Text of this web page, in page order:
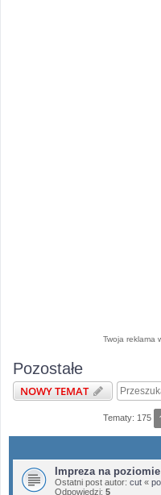
Twoja reklama
Pozostałe
NOWY TEMAT
Tematy: 175
Impreza na poziomie
Ostatni post autor: cut «
Odpowiedzi: 5